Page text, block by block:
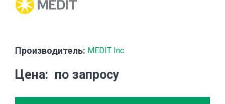
Производитель: MEDIT Inc.
Цена по запросу